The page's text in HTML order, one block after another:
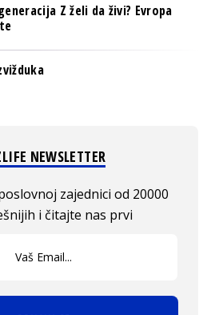
Z želi da živi? Evropa
NEWSLETTER
zajednici od 20000
i čitajte nas prvi